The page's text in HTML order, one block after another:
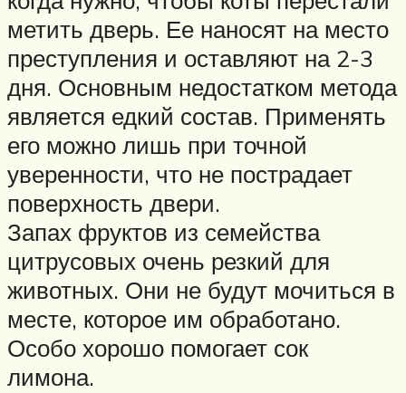
метить дверь. Ее наносят на место
преступления и оставляют на 2-3
дня. Основным недостатком метода
является едкий состав. Применять
его можно лишь при точной
уверенности, что не пострадает
поверхность двери.
Запах фруктов из семейства
цитрусовых очень резкий для
животных. Они не будут мочиться в
месте, которое им обработано.
Особо хорошо помогает сок
лимона.